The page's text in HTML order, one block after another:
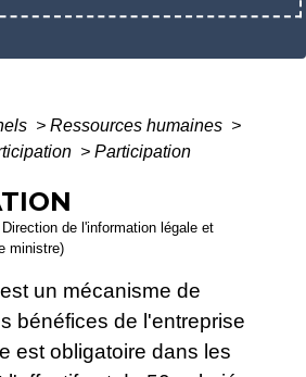
> Ressources humaines >
> Participation
de l'information légale et
ministre)
un mécanisme de
bénéfices de l'entreprise
est obligatoire dans les